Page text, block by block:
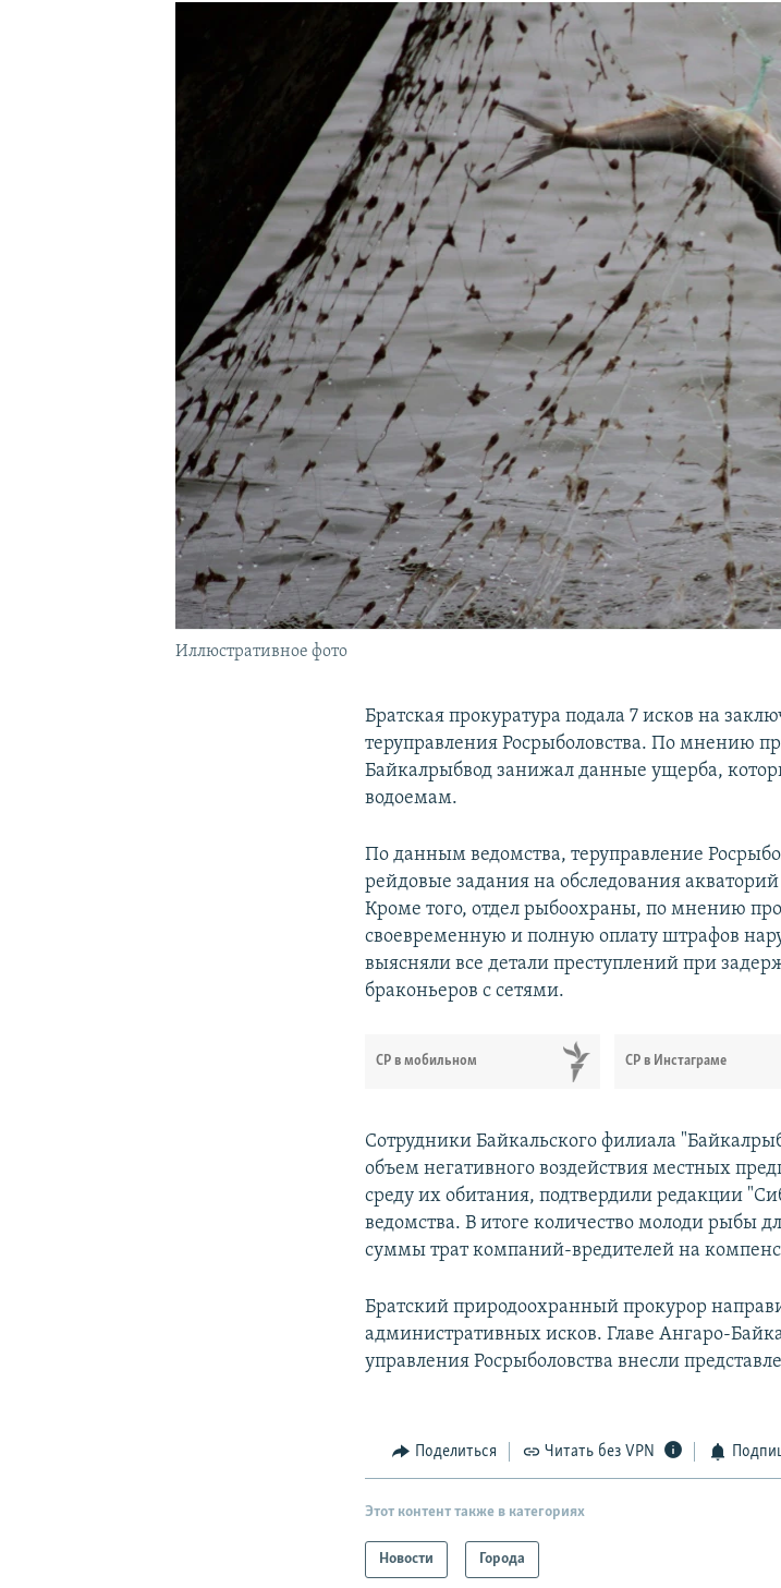
Иллюстративное фото
Братская прокуратура подала 7 исков на
теруправления Росрыболовства. По мнению
Байкалрыбвод занижал данные ущерба,
водоемам.
По данным ведомства, теруправление
рейдовые задания на обследования
Кроме того, отдел рыбоохраны, по мнению
своевременную и полную оплату штрафов
выясняли все детали преступлений при
браконьеров с сетями.
СР в мобильном СР в Инстаграме
Сотрудники Байкальского филиала
объем негативного воздействия местных
среду их обитания, подтвердили редакции
ведомства. В итоге количество молоди рыбы
суммы трат компаний-вредителей на
Братский природоохранный прокурор
административных исков. Главе Ангаро-
управления Росрыболовства внесли
Поделиться Читать без VPN
Этот контент также в категориях
Новости Города